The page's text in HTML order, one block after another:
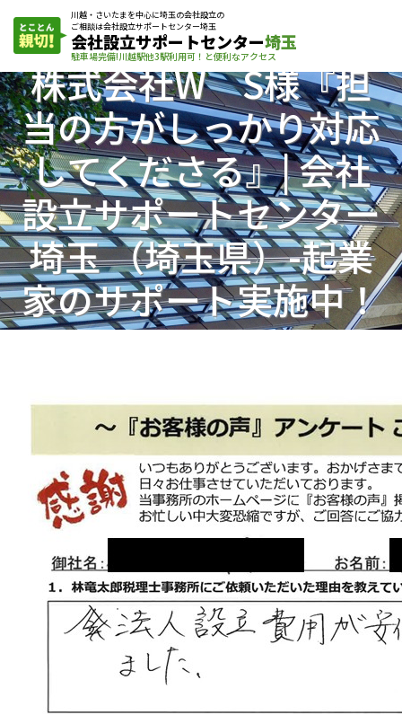
川越・さいたまを中心に埼玉の会社設立の
ご相談は会社設立サポートセンター埼玉
会社設立サポートセンター埼玉
駐車場完備!川越駅他3駅利用可！と便利なアクセス
株式会社W S様『担
当の方がしっかり対応
してくださる』| 会社
設立サポートセンター
埼玉 （埼玉県）-起業
家のサポート実施中！